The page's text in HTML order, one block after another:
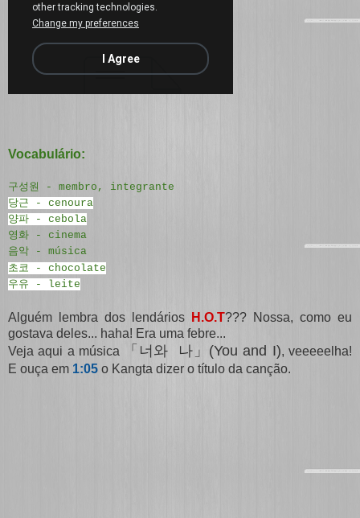
Vocabulário:
구성원 - membro, integrante
당근 - cenoura
양파 - cebola
영화 - cinema
음악 - música
초코 - chocolate
우유 - leite
Alguém lembra dos lendários H.O.T??? Nossa, como eu
gostava deles... haha! Era uma febre...
Veja aqui a música
「 너와 나」(You and I), veeeeelha!
E ouça em 1:05 o Kangta dizer o título da canção.